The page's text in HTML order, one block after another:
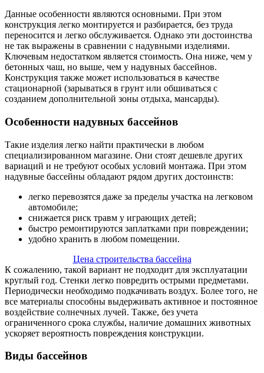
Данные особенности являются основными. При этом
конструкция легко монтируется и разбирается, без труда
переносится и легко обслуживается. Однако эти достоинства
не так выражены в сравнении с надувными изделиями.
Ключевым недостатком является стоимость. Она ниже, чем у
бетонных чаш, но выше, чем у надувных бассейнов.
Конструкция также может использоваться в качестве
стационарной (зарываться в грунт или обшиваться с
созданием дополнительной зоны отдыха, мансарды).
Особенности надувных бассейнов
Такие изделия легко найти практически в любом
специализированном магазине. Они стоят дешевле других
вариаций и не требуют особых условий монтажа. При этом
надувные бассейны обладают рядом других достоинств:
легко перевозятся даже за пределы участка на легковом
автомобиле;
снижается риск травм у играющих детей;
быстро ремонтируются заплатками при повреждении;
удобно хранить в любом помещении.
Цена строительства бассейна
К сожалению, такой вариант не подходит для эксплуатации
круглый год. Стенки легко повредить острыми предметами.
Периодически необходимо подкачивать воздух. Более того, не
все материалы способны выдерживать активное и постоянное
воздействие солнечных лучей. Также, без учета
ограниченного срока службы, наличие домашних животных
ускоряет вероятность повреждения конструкции.
Виды бассейнов